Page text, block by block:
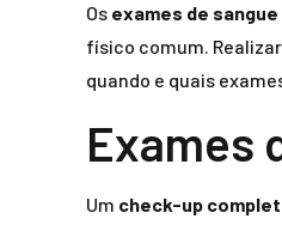
Os exames de sangue
físico comum.
quando e quais
Exames
Um check-up